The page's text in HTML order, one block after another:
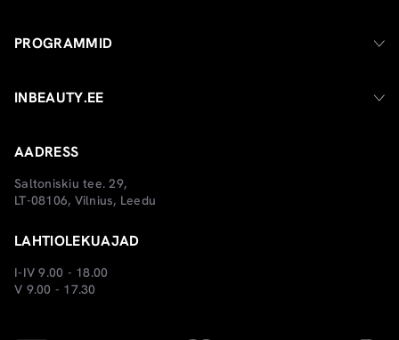
PROGRAMMID
INBEAUTY.EE
AADRESS
Saltoniskiu tee. 29,
LT-08106, Vilnius, Leedu
LAHTIOLEKUAJAD
I-IV 9.00 - 18.00
V 9.00 - 17.30